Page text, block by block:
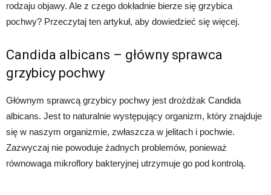
rodzaju objawy. Ale z czego dokładnie bierze się grzybica
pochwy? Przeczytaj ten artykuł, aby dowiedzieć się więcej.
Candida albicans – główny sprawca
grzybicy pochwy
Głównym sprawcą grzybicy pochwy jest drożdżak Candida
albicans. Jest to naturalnie występujący organizm, który znajduje
się w naszym organizmie, zwłaszcza w jelitach i pochwie.
Zazwyczaj nie powoduje żadnych problemów, ponieważ
równowaga mikroflory bakteryjnej utrzymuje go pod kontrolą.